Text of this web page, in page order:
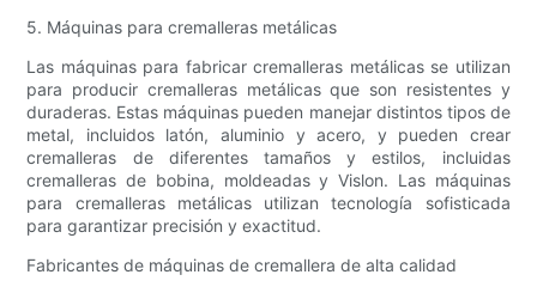
5. Máquinas para cremalleras metálicas
Las máquinas para fabricar cremalleras metálicas se utilizan
para producir cremalleras metálicas que son resistentes y
duraderas. Estas máquinas pueden manejar distintos tipos de
metal, incluidos latón, aluminio y acero, y pueden crear
cremalleras de diferentes tamaños y estilos, incluidas
cremalleras de bobina, moldeadas y Vislon. Las máquinas
para cremalleras metálicas utilizan tecnología sofisticada
para garantizar precisión y exactitud.
Fabricantes de máquinas de cremallera de alta calidad